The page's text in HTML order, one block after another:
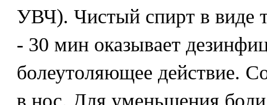
УВЧ). Чистый спирт в виде
- 30 мин оказывает
болеутоляющее действие.
в нос. Для уменьшения